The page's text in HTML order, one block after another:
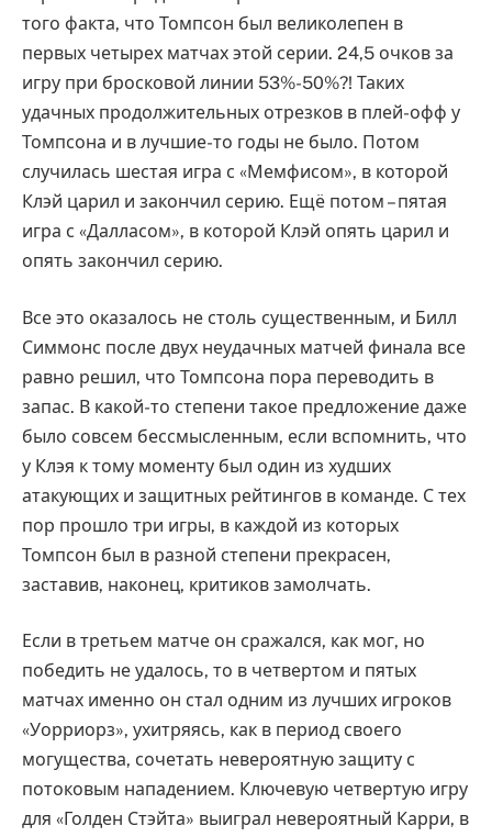
того факта, что Томпсон был великолепен в
первых четырех матчах этой серии. 24,5 очков за
игру при бросковой линии 53%-50%?! Таких
удачных продолжительных отрезков в плей-офф у
Томпсона и в лучшие-то годы не было. Потом
случилась шестая игра с «Мемфисом», в которой
Клэй царил и закончил серию. Ещё потом – пятая
игра с «Далласом», в которой Клэй опять царил и
опять закончил серию.
Все это оказалось не столь существенным, и Билл
Симмонс после двух неудачных матчей финала все
равно решил, что Томпсона пора переводить в
запас. В какой-то степени такое предложение даже
было совсем бессмысленным, если вспомнить, что
у Клэя к тому моменту был один из худших
атакующих и защитных рейтингов в команде. С тех
пор прошло три игры, в каждой из которых
Томпсон был в разной степени прекрасен,
заставив, наконец, критиков замолчать.
Если в третьем матче он сражался, как мог, но
победить не удалось, то в четвертом и пятых
матчах именно он стал одним из лучших игроков
«Уорриорз», ухитряясь, как в период своего
могущества, сочетать невероятную защиту с
потоковым нападением. Ключевую четвертую игру
для «Голден Стэйта» выиграл невероятный Карри, в